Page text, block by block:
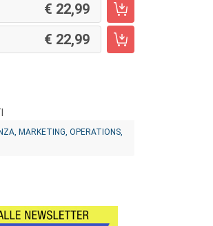
22,99
22,99
MARKETING, OPERATIONS,